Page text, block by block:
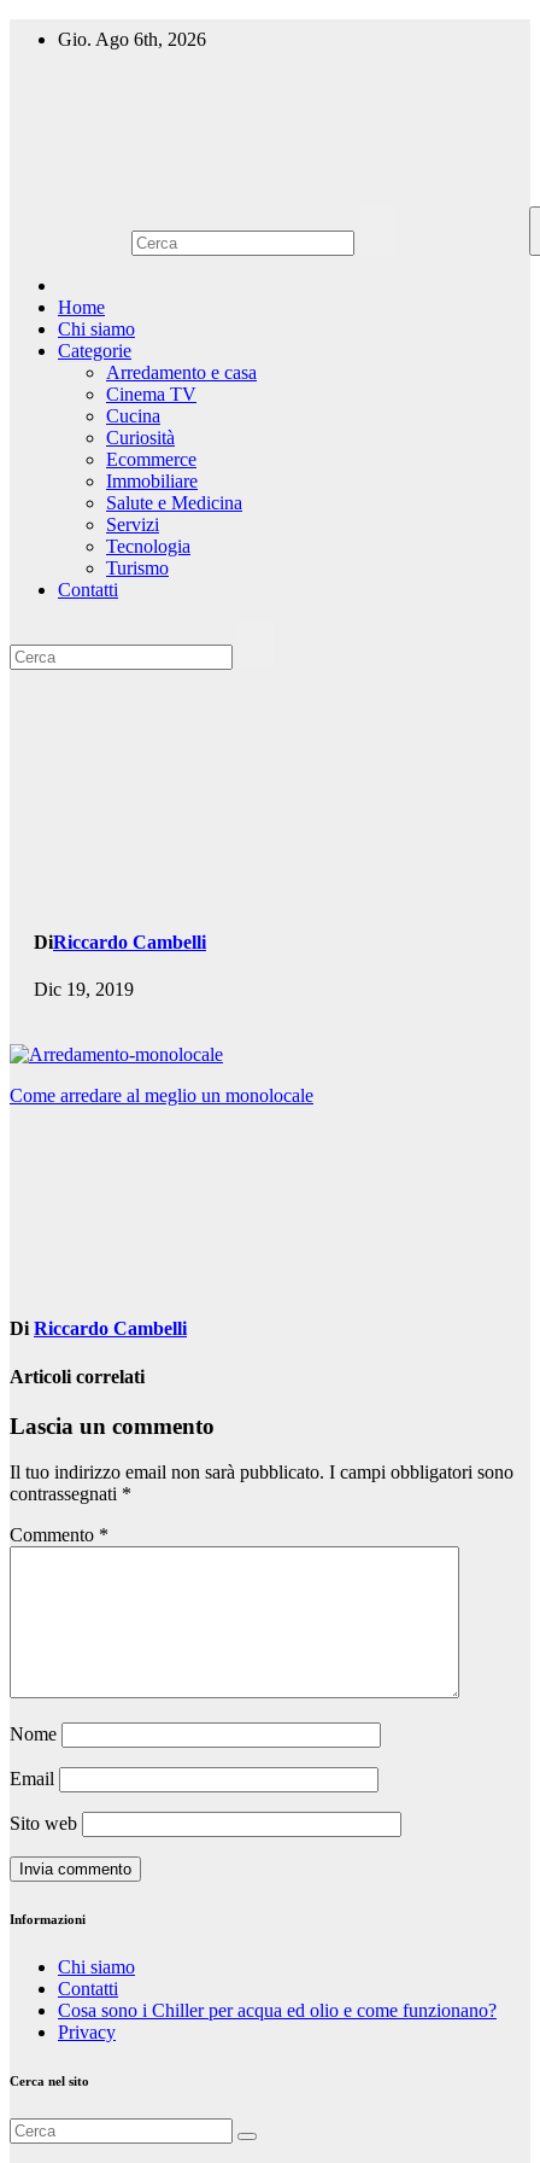
Gio. Ago 6th, 2026
Home
Chi siamo
Categorie
Arredamento e casa
Cinema TV
Cucina
Curiosità
Ecommerce
Immobiliare
Salute e Medicina
Servizi
Tecnologia
Turismo
Contatti
DiRiccardo Cambelli
Dic 19, 2019
Navigazione
Come arredare al meglio un monolocale
Di Riccardo Cambelli
Articoli correlati
Lascia un commento
Il tuo indirizzo email non sarà pubblicato. I campi obbligatori sono
contrassegnati *
Commento *
Nome
Email
Sito web
Informazioni
Chi siamo
Contatti
Cosa sono i Chiller per acqua ed olio e come funzionano?
Privacy
Cerca nel sito